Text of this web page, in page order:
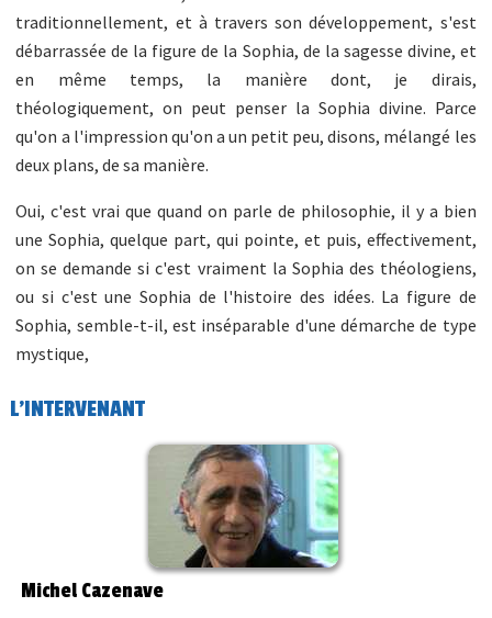
traditionnellement, et à travers son développement, s'est
débarrassée de la figure de la Sophia, de la sagesse divine, et
en même temps, la manière dont, je dirais,
théologiquement, on peut penser la Sophia divine. Parce
qu'on a l'impression qu'on a un petit peu, disons, mélangé les
deux plans, de sa manière.
Oui, c'est vrai que quand on parle de philosophie, il y a bien
une Sophia, quelque part, qui pointe, et puis, effectivement,
on se demande si c'est vraiment la Sophia des théologiens,
ou si c'est une Sophia de l'histoire des idées. La figure de
Sophia, semble-t-il, est inséparable d'une démarche de type
mystique,
L'INTERVENANT
Michel Cazenave